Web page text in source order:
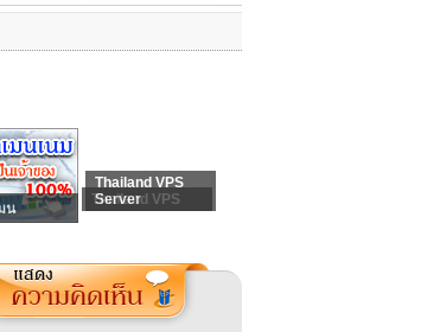
น
Thailand VPS
Thailand VPS
Server